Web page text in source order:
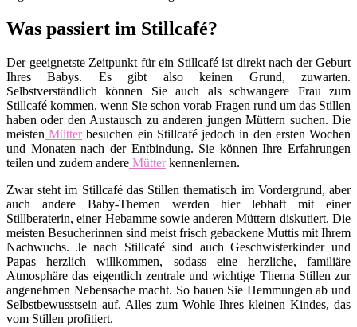
Was passiert im Stillcafé?
Der geeignetste Zeitpunkt für ein Stillcafé ist direkt nach der Geburt
Ihres Babys. Es gibt also keinen Grund, zuwarten.
Selbstverständlich können Sie auch als schwangere Frau zum
Stillcafé kommen, wenn Sie schon vorab Fragen rund um das Stillen
haben oder den Austausch zu anderen jungen Müttern suchen. Die
meisten Mütterbesuchen ein Stillcafé jedoch in den ersten Wochen
und Monaten nach der Entbindung. Sie können Ihre Erfahrungen
teilen und zudem andere Mütterkennenlernen.
Zwar steht im Stillcafé das Stillen thematisch im Vordergrund, aber
auch andere Baby-Themen werden hier lebhaft mit einer
Stillberaterin, einer Hebamme sowie anderen Müttern diskutiert. Die
meisten Besucherinnen sind meist frisch gebackene Muttis mit Ihrem
Nachwuchs. Je nach Stillcafé sind auch Geschwisterkinder und
Papas herzlich willkommen, sodass eine herzliche, familiäre
Atmosphäre das eigentlich zentrale und wichtige Thema Stillen zur
angenehmen Nebensache macht. So bauen Sie Hemmungen ab und
Selbstbewusstsein auf. Alles zum Wohle Ihres kleinen Kindes, das
vom Stillen profitiert.